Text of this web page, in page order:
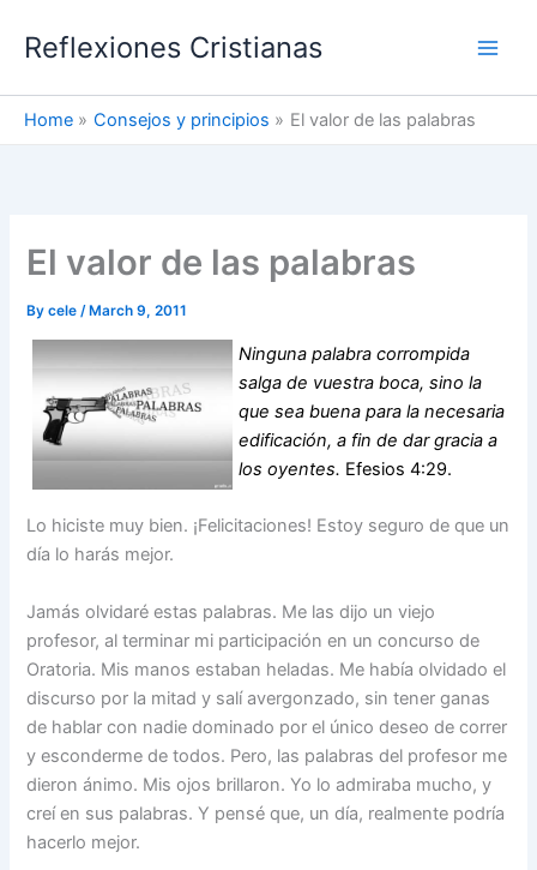
Reflexiones Cristianas
Home Consejos y principios El valor de las palabras
El valor de las palabras
Bycele/ March 9, 2011
Ninguna palabra corrompida
salga de vuestra boca, sino la
que sea buena para la necesaria
edificación, a fin de dar gracia a
los oyentes. Efesios 4:29.
Lo hiciste muy bien. ¡Felicitaciones! Estoy seguro de que un
día lo harás mejor.
Jamás olvidaré estas palabras. Me las dijo un viejo
profesor, al terminar mi participación en un concurso de
Oratoria. Mis manos estaban heladas. Me había olvidado el
discurso por la mitad y salí avergonzado, sin tener ganas
de hablar con nadie dominado por el único deseo de correr
y esconderme de to­dos. Pero, las palabras del profesor me
dieron ánimo. Mis ojos brillaron. Yo lo admiraba mucho, y
creí en sus palabras. Y pensé que, un día, realmente podría
hacerlo mejor.